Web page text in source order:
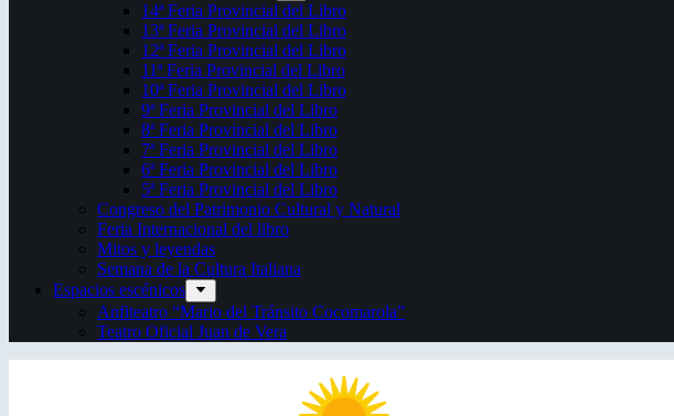
14ª Feria Provincial del Libro
13ª Feria Provincial del Libro
12ª Feria Provincial del Libro
11ª Feria Provincial del Libro
10ª Feria Provincial del Libro
9ª Feria Provincial del Libro
8ª Feria Provincial del Libro
7ª Feria Provincial del Libro
6ª Feria Provincial del Libro
5ª Feria Provincial del Libro
Congreso del Patrimonio Cultural y Natural
Feria Internacional del libro
Mitos y leyendas
Semana de la Cultura Italiana
Espacios escénicos
Anfiteatro “Mario del Tránsito Cocomarola”
Teatro Oficial Juan de Vera